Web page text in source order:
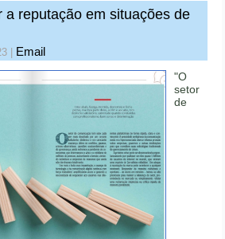
a reputação em situações de
Email
"O
setor
de